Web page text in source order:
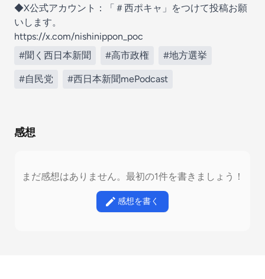
◆X公式アカウント：「＃西ポキャ」をつけて投稿お願
いします。
https://x.com/nishinippon_poc
#聞く西日本新聞
#高市政権 #地方選挙
#自民党 #西日本新聞mePodcast
感想
まだ感想はありません。最初の1件を書きましょう！
感想を書く